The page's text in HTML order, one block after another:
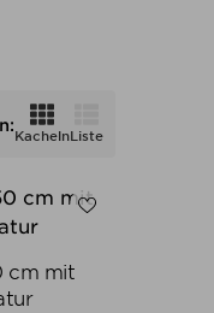
KachelnListe
cm mit